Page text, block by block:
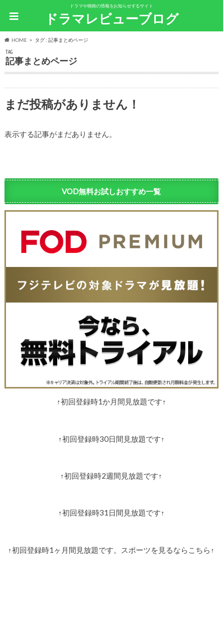
ドラマや映画の情報をお知らせするサイト
ドラマレビューブログ
HOME タグ : 記事まとめページ
TAG
記事まとめページ
まだ投稿がありません！
表示する記事がまだありません。
VOD無料お試しおすすめ一覧
↑初回登録時1か月間見放題です↑
↑初回登録時30日間見放題です↑
↑初回登録時2週間見放題です↑
↑初回登録時31日間見放題です↑
↑初回登録時1ヶ月間見放題です。スポーツを見るならこちら↑